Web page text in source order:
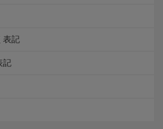
表記
記